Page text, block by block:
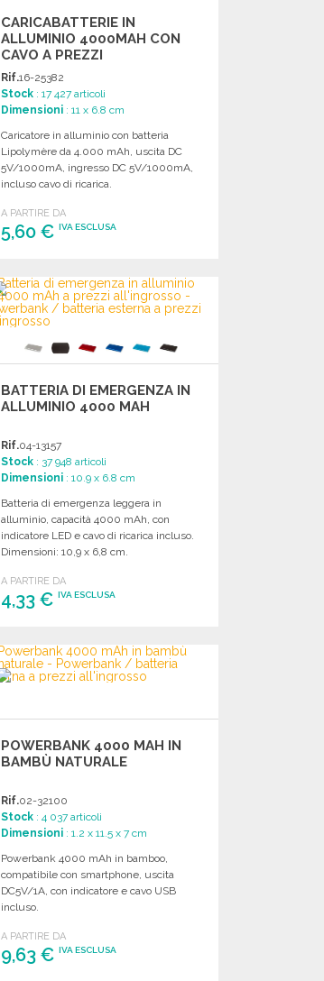
CARICABATTERIE IN
ALLUMINIO 4000MAH CON
CAVO A PREZZI
ALL'INGROSSO
Rif.16-25382
Stock : 17 427 articoli
Dimensioni : 11 x 6.8 cm
Caricatore in alluminio con batteria
Lipolymère da 4.000 mAh, uscita DC
5V/1000mA, ingresso DC 5V/1000mA,
incluso cavo di ricarica.
A PARTIRE DA
5,60 €IVA ESCLUSA
Richiedi un preventivo
BATTERIA DI EMERGENZA IN
ALLUMINIO 4000 MAH
Rif.04-13157
Stock : 37 948 articoli
Dimensioni : 10.9 x 6.8 cm
Batteria di emergenza leggera in
alluminio, capacità 4000 mAh, con
indicatore LED e cavo di ricarica incluso.
Dimensioni: 10,9 x 6,8 cm.
A PARTIRE DA
4,33 €IVA ESCLUSA
Richiedi un preventivo
POWERBANK 4000 MAH IN
BAMBÙ NATURALE
Rif.02-32100
Stock : 4 037 articoli
Dimensioni : 1.2 x 11.5 x 7 cm
Powerbank 4000 mAh in bamboo,
compatibile con smartphone, uscita
DC5V/1A, con indicatore e cavo USB
incluso.
A PARTIRE DA
9,63 €IVA ESCLUSA